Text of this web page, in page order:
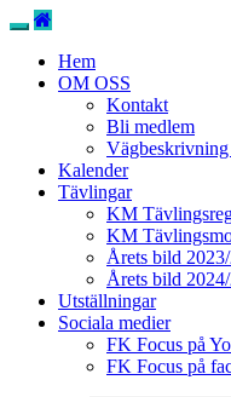
Hem
OM OSS
Kontakt
Bli medlem
Kalender
Tävlingar
KM
KM
Årets bild
Årets bild
Utställningar
Sociala medier
FK Focus på
FK Focus på